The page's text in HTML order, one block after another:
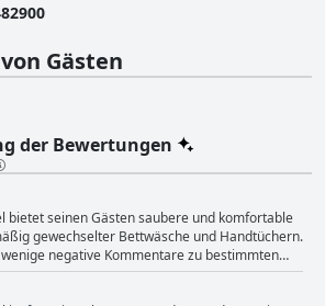
Gästen
der Bewertungen
bietet seinen Gästen saubere und komfortable
gewechselter Bettwäsche und Handtüchern.
negative Kommentare zu bestimmten
der Gäste empfand die Zimmer als
wurden Bereiche außerhalb der